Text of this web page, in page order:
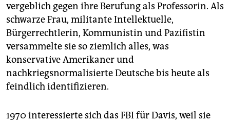
vergeblich gegen ihre Berufung als Professorin. Als
schwarze Frau, militante Intellektuelle,
Bürgerrechtlerin, Kommunistin und Pazifistin
versammelte sie so ziemlich alles, was
konservative Amerikaner und
nachkriegsnormalisierte Deutsche bis heute als
feindlich identifizieren.
1970 interessierte sich das FBI für Davis, weil sie